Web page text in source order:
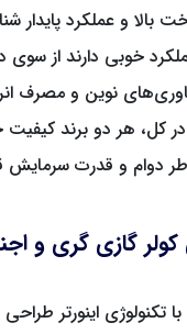
بالا و عملکرد پایدار
خوبی دارند از سوی
نوین و مصرف
در کل، هر دو برند کیفیت
دوام و قدرت
گازی گری و
تکنولوژی اینورتر